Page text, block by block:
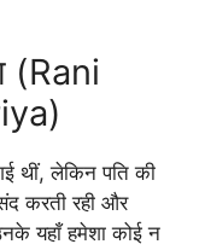
(Rani
थीं, लेकिन पति की
करती रही और
यहाँ हमेशा कोई न